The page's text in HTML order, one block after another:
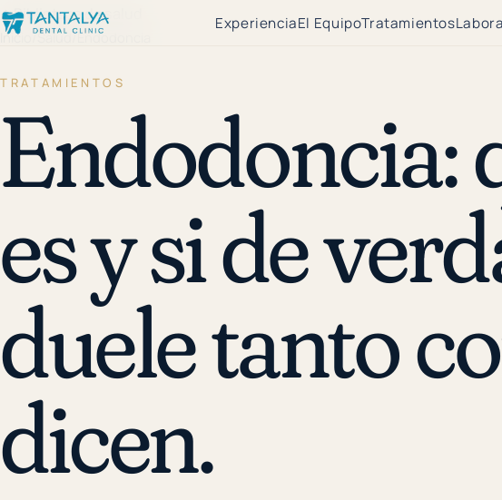
ExperienciaEl EquipoTratamientos
←Biblioteca de salud
Inicio /Salud /Endodoncia
TRATAMIENTOS
Endodoncia:
es y si de
duele tanto
dicen.